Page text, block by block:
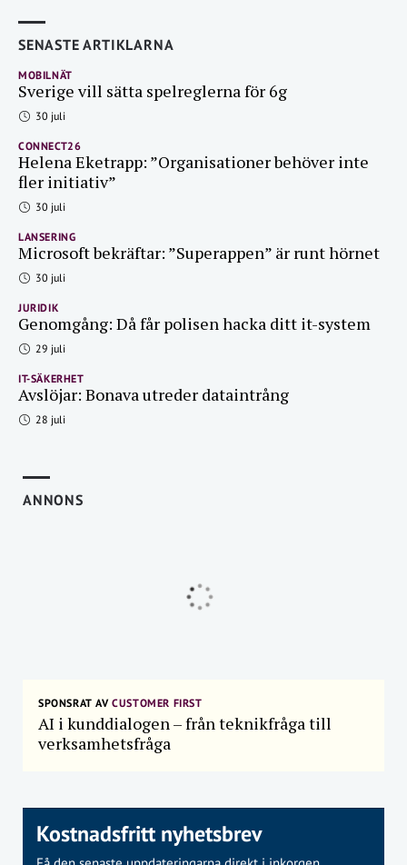
SENASTE ARTIKLARNA
MOBILNÄT
Sverige vill sätta spelreglerna för 6g
30 juli
CONNECT26
Helena Eketrapp: ”Organisationer behöver inte
fler initiativ”
30 juli
LANSERING
Microsoft bekräftar: ”Superappen” är runt hörnet
30 juli
JURIDIK
Genomgång: Då får polisen hacka ditt it-system
29 juli
IT-SÄKERHET
Avslöjar: Bonava utreder dataintrång
28 juli
ANNONS
SPONSRAT AVCUSTOMER FIRST
AI i kunddialogen – från teknikfråga till
verksamhetsfråga
Kostnadsfritt nyhetsbrev